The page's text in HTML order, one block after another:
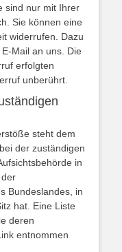
sind nur mit Ihrer
Sie können eine
widerrufen. Dazu
Mail an uns. Die
erfolgten
unberührt.
steht dem
der zuständigen
in
Bundeslandes, in
hat. Eine Liste
deren
entnommen